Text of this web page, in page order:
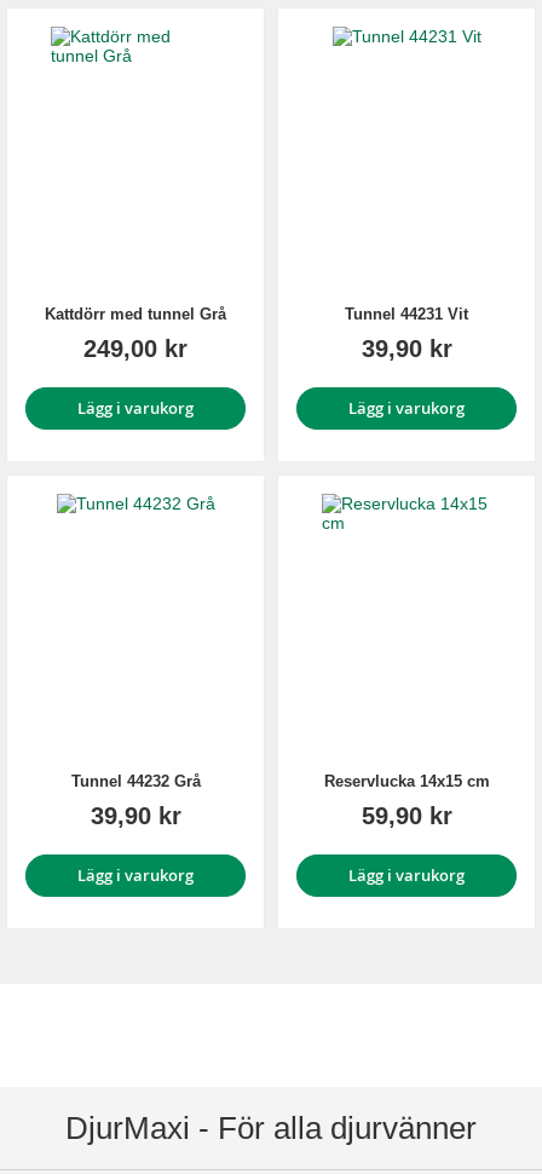
Kattdörr med tunnel Grå
249,00 kr
Lägg i varukorg
Tunnel 44231 Vit
39,90 kr
Lägg i varukorg
Tunnel 44232 Grå
39,90 kr
Lägg i varukorg
Reservlucka 14x15 cm
59,90 kr
Lägg i varukorg
DjurMaxi - För alla djurvänner